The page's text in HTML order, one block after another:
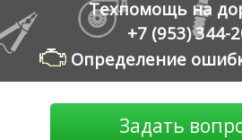
Техпомощь на
+7 (953) 344-
Определение
Задать